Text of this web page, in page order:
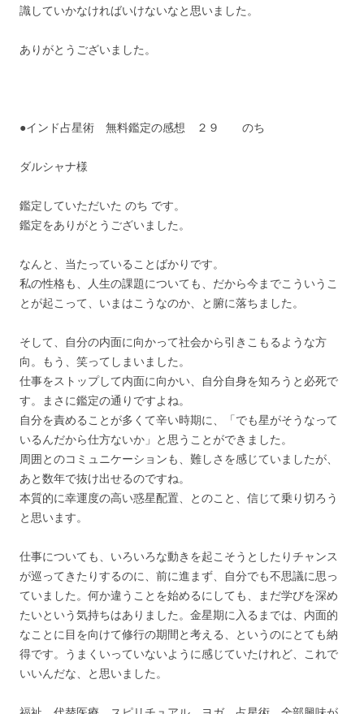
識していかなければいけないなと思いました。
ありがとうございました。
●インド占星術 無料鑑定の感想 ２９ のち
ダルシャナ様
鑑定していただいた のち です。
鑑定をありがとうございました。
なんと、当たっていることばかりです。
私の性格も、人生の課題についても、だから今までこういうこ
とが起こって、いまはこうなのか、と腑に落ちました。
そして、自分の内面に向かって社会から引きこもるような方
向。もう、笑ってしまいました。
仕事をストップして内面に向かい、自分自身を知ろうと必死で
す。まさに鑑定の通りですよね。
自分を責めることが多くて辛い時期に、「でも星がそうなって
いるんだから仕方ないか」と思うことができました。
周囲とのコミュニケーションも、難しさを感じていましたが、
あと数年で抜け出せるのですね。
本質的に幸運度の高い惑星配置、とのこと、信じて乗り切ろう
と思います。
仕事についても、いろいろな動きを起こそうとしたりチャンス
が巡ってきたりするのに、前に進まず、自分でも不思議に思っ
ていました。何か違うことを始めるにしても、まだ学びを深め
たいという気持ちはありました。金星期に入るまでは、内面的
なことに目を向けて修行の期間と考える、というのにとても納
得です。うまくいっていないように感じていたけれど、これで
いいんだな、と思いました。